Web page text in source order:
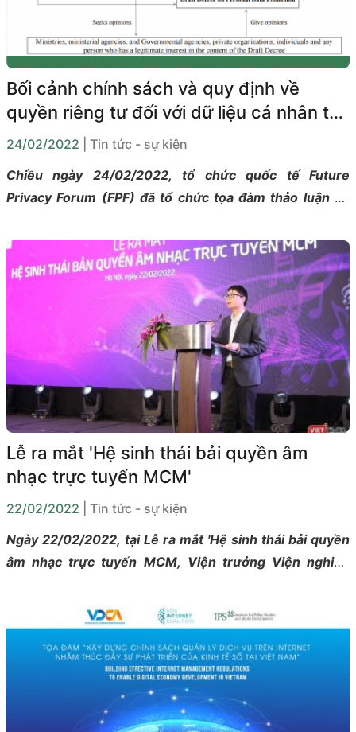
Bối cảnh chính sách và quy định về
quyền riêng tư đối với dữ liệu cá nhân tại
Việt Nam
24/02/2022
| Tin tức - sự kiện
Chiều ngày 24/02/2022, tổ chức quốc tế Future
Privacy Forum (FPF) đã tổ chức tọa đàm thảo luận về
với dữ liệu cá nhân tại Việt Nam.
Lễ ra mắt 'Hệ sinh thái bải quyền âm
nhạc trực tuyến MCM'
22/02/2022
| Tin tức - sự kiện
Ngày 22/02/2022, tại Lễ ra mắt 'Hệ sinh thái bải quyền
âm nhạc trực tuyến MCM, Viện trưởng Viện nghiên
Nguyễn Quang Đồng cho rằng ngành công nghiệp nội
dung số là một lĩnh vực kinh doanh vừa đem lại giá trị
kinh tế vừa góp phần quảng bá văn hóa của cộng đồng
địa phương, đất nước, do đó chúng ta cần có chính
sách thúc đẩy cho ngành này. Trong đó, quy định bảo
vệ quyền tác giả và quyền liên quan là một mảnh ghép